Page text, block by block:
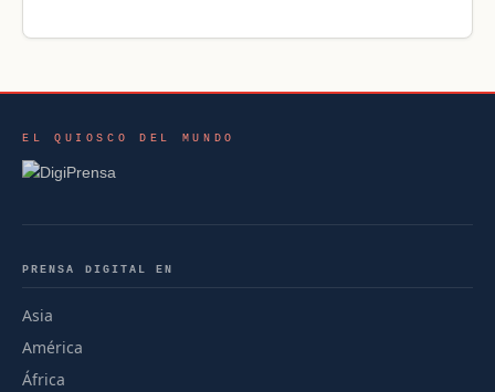
EL QUIOSCO DEL MUNDO
PRENSA DIGITAL EN
Asia
América
África